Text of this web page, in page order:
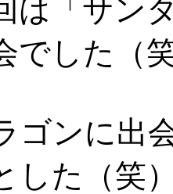
は「サン
でした（
ゴンに
した（笑